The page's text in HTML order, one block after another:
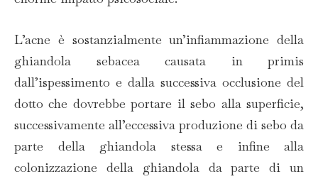
L’acne è sostanzialmente un’infiammazione della
ghiandola sebacea causata in primis
dall’ispessimento e dalla successiva occlusione del
dotto che dovrebbe portare il sebo alla superficie,
successivamente all’eccessiva produzione di sebo da
parte della ghiandola stessa e infine alla
colonizzazione della ghiandola da parte di un